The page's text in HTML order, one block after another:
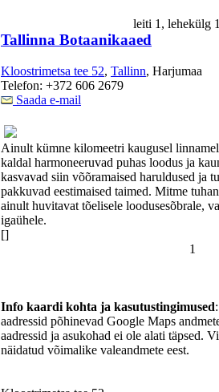
leiti 1,
Tallinna Botaanikaaed
Kloostrimetsa tee 52, Tallinn, Harjumaa
Telefon: +372 606 2679
Saada e-mail
Ainult kümne kilomeetri kaugusel
kaldal harmoneeruvad puhas loodus ja
kasvavad siin võõramaised haruldused ja
pakkuvad eestimaised taimed. Mitme
ainult huvitavat tõelisele loodusesõbrale,
igaühele.
[]
1
Info kaardi kohta ja kasutustingimused
aadressid põhinevad Google Maps
aadressid ja asukohad ei ole alati täpsed.
näidatud võimalike valeandmete eest.